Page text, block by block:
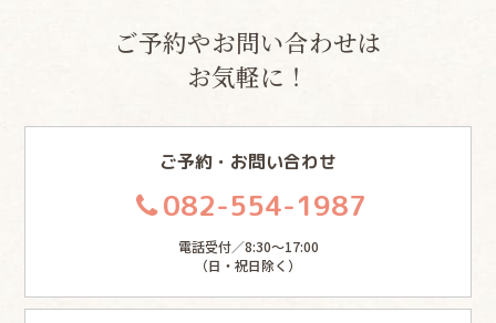
ご予約やお問い合わせは
お気軽に！
ご予約・お問い合わせ
082-554-1987
電話受付／8:30〜17:00
（日・祝日除く）